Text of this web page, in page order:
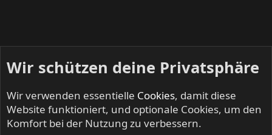
Wir schützen deine Privatsphäre
Wir verwenden essentielle Cookies, damit diese
Website funktioniert, und optionale Cookies, um den
Komfort bei der Nutzung zu verbessern.